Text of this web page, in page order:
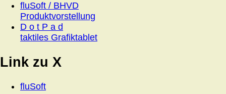
fluSoft / BHVD
Produktvorstellung
D o t P a d
taktiles Grafiktablet
Link zu X
fluSoft